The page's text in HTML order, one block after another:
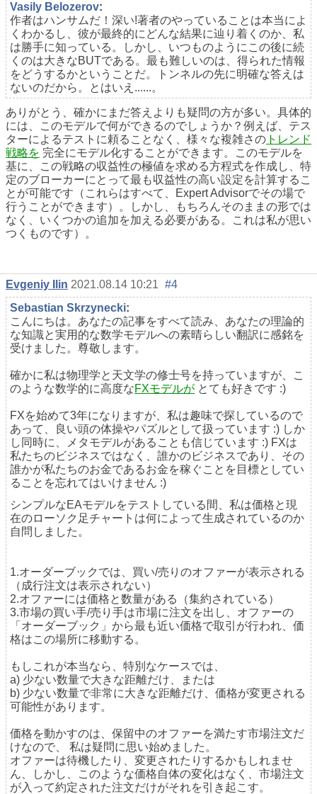
Vasily Belozerov:
作者はハンサムだ！深い!著者のやっていることは本当によ
くわかるし、彼が最終的にどんな結果に辿り着くのか、私
は勝手に知っている。しかし、いつものようにこの後に続
くのは大きなBUTである。最も難しいのは、得られた情報
をどうするかということだ。トンネルの先に明確な答えは
ないのだから。とはいえ......。
ありがとう、確かにまだ答えよりも疑問の方が多い。具体的
には、このモデルで何ができるのでしょうか？例えば、テス
ターによるテストに頼ることなく、様々な複雑さの トレンド
戦略を 完全にモデル化することができます。このモデルを
基に、この戦略の収益性の極値を求める方程式を作成し、特
定のブローカーにとって最も収益性の高い設定を計算するこ
とが可能です（これらはすべて、Expert Advisorでその場で
行うことができます）。しかし、もちろんそのままの形では
なく、いくつかの追加を加える必要がある。これは私が思い
つくものです）。
Evgeniy Ilin 2021.08.14 10:21 #4
Sebastian Skrzynecki:
こんにちは。あなたの記事をすべて読み、あなたの理論的
な知識と実用的な数学モデルへの素晴らしい翻訳に感銘を
受けました。尊敬します。
確かに私は物理学と天文学の修士号を持っていますが、こ
のような数学的に高度なFXモデルが とても好きです :)
FXを始めて3年になりますが、私は趣味で探しているので
あって、良い頭の体操やパズルとして扱っています :) しか
し同時に、メタモデルがあることも信じています :) FXは
私たちのビジネスではなく、誰かのビジネスであり、その
誰かが私たちのお金であるお金を稼ぐことを目標としてい
ることを忘れてはいけません :)
シンプルなEAモデルをテストしている間、私は価格と現
在のローソク足チャートは何によって生成されているのか
自問しました。
1.オーダーブックでは、買い/売りのオファーが表示される
（成行注文は表示されない）
2.オファーには価格と数量がある（集約されている）
3.市場の買い手/売り手は市場に注文を出し、オファーの
「オーダーブック」から最も近い価格で取引が行われ、価
格はこの場所に移動する。
もしこれが本当なら、特別なケースでは、
a) 少ない数量で大きな距離だけ、または
b) 少ない数量で非常に大きな距離だけ、 価格が変更される
可能性があります。
価格を動かすのは、保留中のオファーを満たす市場注文だ
けなので、
私は疑問に思い始めました。
オファーは待機したり、変更されたりするかもしれませ
ん、しかし、このような価格自体の変化はなく、市場注文
が入って約定された注文だけがそれを引き起こす。